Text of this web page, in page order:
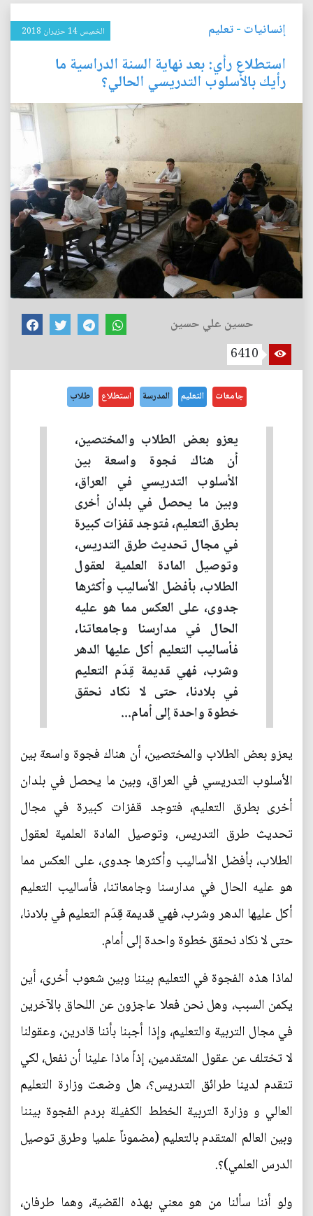
إنسانيات -تعليم الخميس 14 حزيران 2018
استطلاع رأي: بعد نهاية السنة الدراسية ما
رأيك بالأسلوب التدريسي الحالي؟
حسين علي حسين
6410
جامعات التعليم المدرسة استطلاع طلاب
يعزو بعض الطلاب والمختصين،
أن هناك فجوة واسعة بين
الأسلوب التدريسي في العراق،
وبين ما يحصل في بلدان أخرى
بطرق التعليم، فتوجد قفزات كبيرة
في مجال تحديث طرق التدريس،
وتوصيل المادة العلمية لعقول
الطلاب، بأفضل الأساليب وأكثرها
جدوى، على العكس مما هو عليه
الحال في مدارسنا وجامعاتنا،
فأساليب التعليم أكل عليها الدهر
وشرب، فهي قديمة قِدَم التعليم
في بلادنا، حتى لا نكاد نحقق
خطوة واحدة إلى أمام...
يعزو بعض الطلاب والمختصين، أن هناك فجوة واسعة بين
الأسلوب التدريسي في العراق، وبين ما يحصل في بلدان
أخرى بطرق التعليم، فتوجد قفزات كبيرة في مجال
تحديث طرق التدريس، وتوصيل المادة العلمية لعقول
الطلاب، بأفضل الأساليب وأكثرها جدوى، على العكس مما
هو عليه الحال في مدارسنا وجامعاتنا، فأساليب التعليم
أكل عليها الدهر وشرب، فهي قديمة قِدَم التعليم في بلادنا،
حتى لا نكاد نحقق خطوة واحدة إلى أمام.
لماذا هذه الفجوة في التعليم بيننا وبين شعوب أخرى، أين
يكمن السبب، وهل نحن فعلا عاجزون عن اللحاق بالآخرين
في مجال التربية والتعليم، وإذا أجبنا بأننا قادرين، وعقولنا
لا تختلف عن عقول المتقدمين، إذاً ماذا علينا أن نفعل، لكي
تتقدم لدينا طرائق التدريس؟، هل وضعت وزارة التعليم
العالي و وزارة التربية الخطط الكفيلة بردم الفجوة بيننا
وبين العالم المتقدم بالتعليم (مضموناً علميا وطرق توصيل
الدرس العلمي)؟.
ولو أننا سألنا من هو معني بهذه القضية، وهما طرفان،